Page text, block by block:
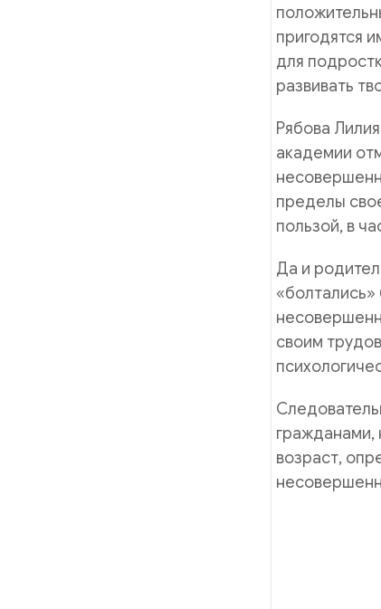
пригодятся
для
развивать
Рябова
академии
пределы
пользой, в
Да и
своим
гражданами,
возраст,